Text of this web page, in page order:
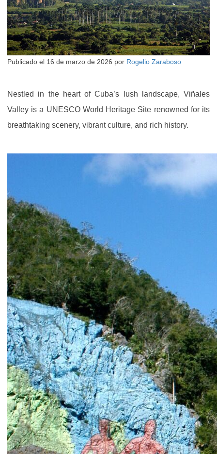
Publicado el 16 de marzo de 2026 por Rogelio Zaraboso
Nestled in the heart of Cuba’s lush landscape, Viñales
Valley is a UNESCO World Heritage Site renowned for its
breathtaking scenery, vibrant culture, and rich history.